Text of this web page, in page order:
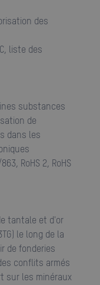
des
liste des
substances
de
dans les
RoHS 2, RoHS
tantale et d'or
le long de la
de fonderies
conflits armés
sur les minéraux